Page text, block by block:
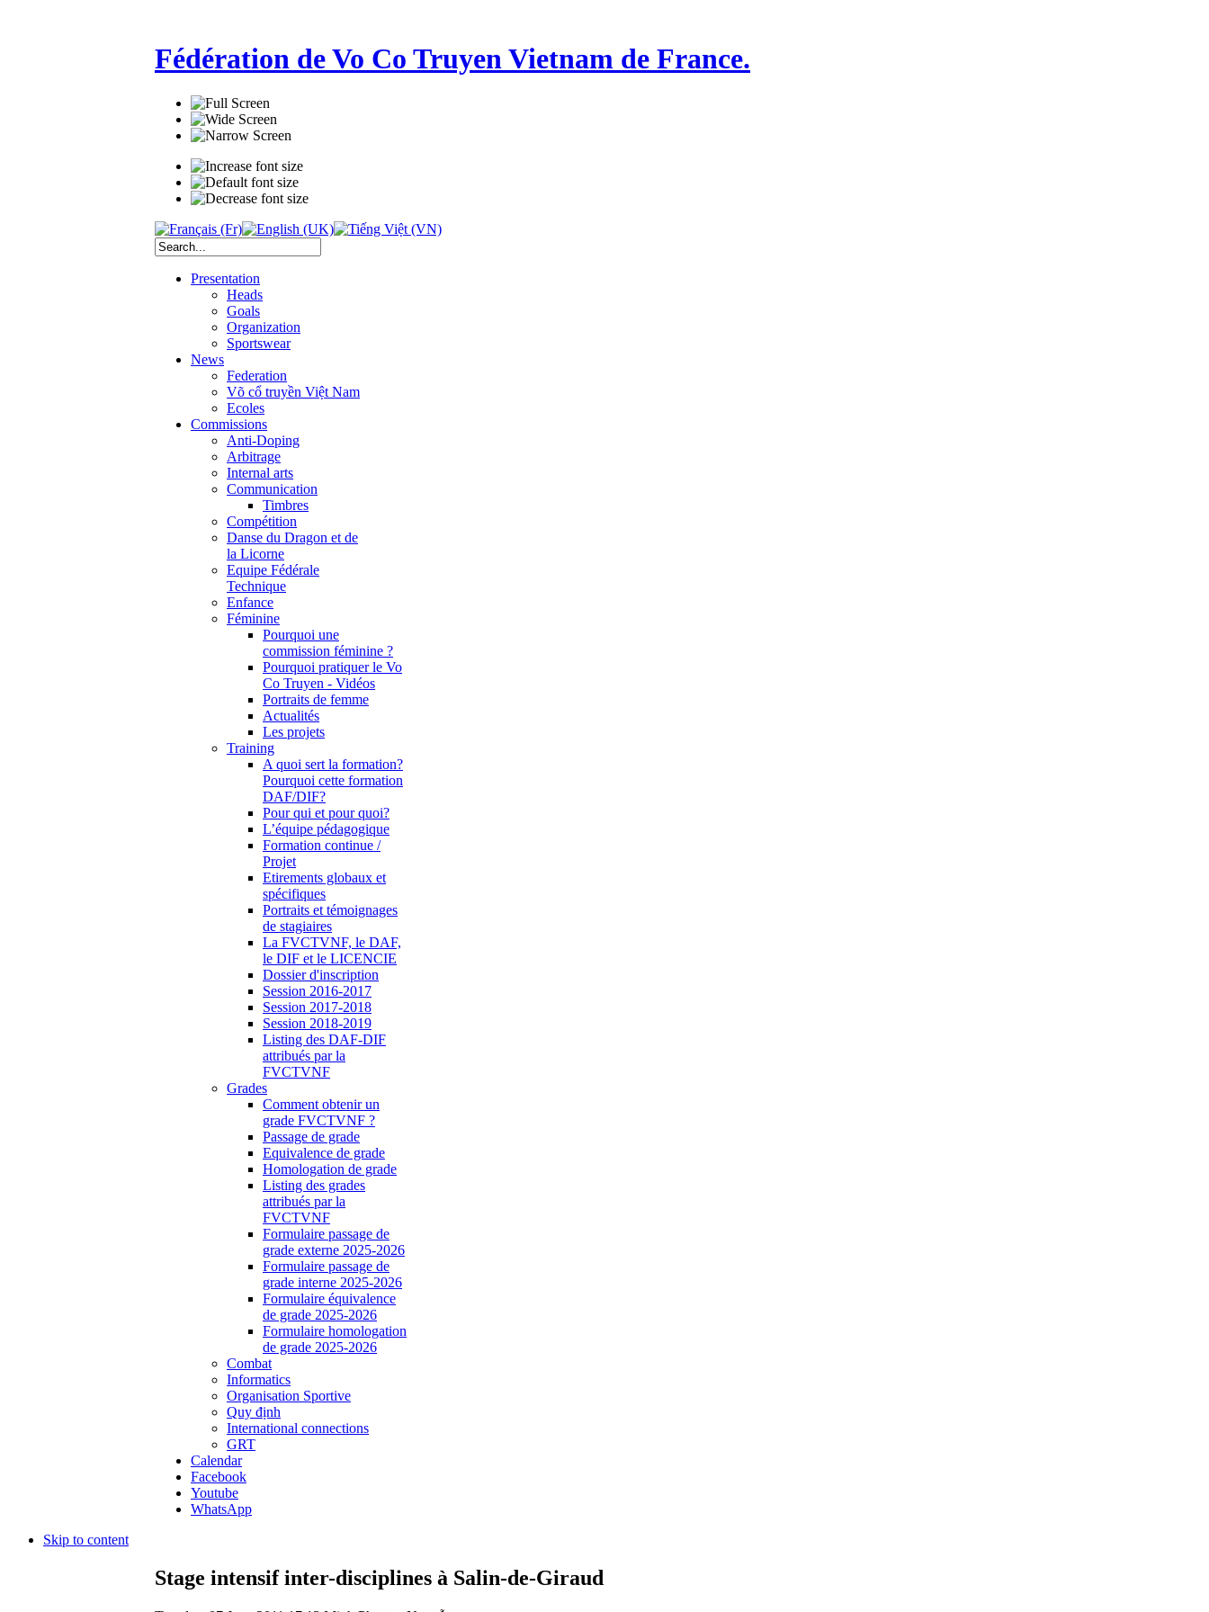
Fédération de Vo Co Truyen Vietnam de France.
Presentation
Heads
Goals
Organization
Sportswear
News
Federation
Võ cổ truyền Việt Nam
Ecoles
Commissions
Anti-Doping
Arbitrage
Internal arts
Communication
Timbres
Compétition
Danse du Dragon et de
la Licorne
Equipe Fédérale
Technique
Enfance
Féminine
Pourquoi une
commission féminine ?
Pourquoi pratiquer le Vo
Co Truyen - Vidéos
Portraits de femme
Actualités
Les projets
Training
A quoi sert la formation?
Pourquoi cette formation
DAF/DIF?
Pour qui et pour quoi?
L’équipe pédagogique
Formation continue /
Projet
Etirements globaux et
spécifiques
Portraits et témoignages
de stagiaires
La FVCTVNF, le DAF,
le DIF et le LICENCIE
Dossier d'inscription
Session 2016-2017
Session 2017-2018
Session 2018-2019
Listing des DAF-DIF
attribués par la
FVCTVNF
Grades
Comment obtenir un
grade FVCTVNF ?
Passage de grade
Equivalence de grade
Homologation de grade
Listing des grades
attribués par la
FVCTVNF
Formulaire passage de
grade externe 2025-2026
Formulaire passage de
grade interne 2025-2026
Formulaire équivalence
de grade 2025-2026
Formulaire homologation
de grade 2025-2026
Combat
Informatics
Organisation Sportive
Quy định
International connections
GRT
Calendar
Facebook
Youtube
WhatsApp
Skip to content
Stage intensif inter-disciplines à Salin-de-Giraud